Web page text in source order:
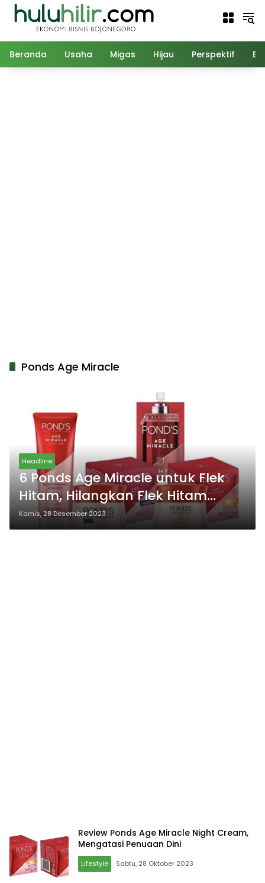
Langsung
Beranda Usaha Migas Hijau Perspektif
Ponds Age Miracle
Headline
6 Ponds Age Miracle untuk Flek
Hitam, Hilangkan Flek Hitam
dalam 2 Minggu!
Kamis, 28 Desember 2023
Review Ponds Age Miracle Night Cream,
Mengatasi Penuaan Dini
Lifestyle Sabtu, 28 Oktober 2023